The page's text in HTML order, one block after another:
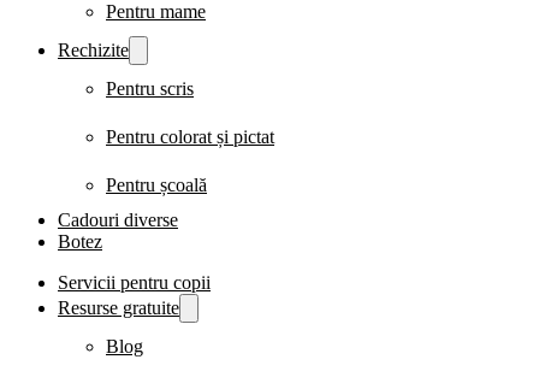
Pentru mame
Rechizite
Pentru scris
Pentru colorat și pictat
Pentru școală
Cadouri diverse
Botez
Servicii pentru copii
Resurse gratuite
Blog